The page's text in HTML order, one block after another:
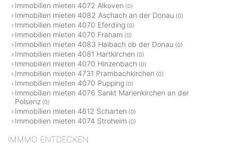
Immobilien mieten 4072 Alkoven (0)
Immobilien mieten 4082 Aschach an der Donau (0)
Immobilien mieten 4070 Eferding (0)
Immobilien mieten 4070 Fraham (0)
Immobilien mieten 4083 Haibach ob der Donau (0)
Immobilien mieten 4081 Hartkirchen (0)
Immobilien mieten 4070 Hinzenbach (0)
Immobilien mieten 4731 Prambachkirchen (0)
Immobilien mieten 4070 Pupping (0)
Immobilien mieten 4076 Sankt Marienkirchen an der
Polsenz (0)
Immobilien mieten 4612 Scharten (0)
Immobilien mieten 4074 Stroheim (0)
IMMMO ENTDECKEN